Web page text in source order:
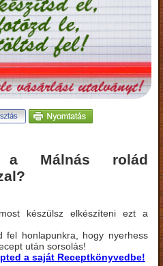
a Málnás rolád
készülsz elkészíteni ezt a
honlapunkra, hogy nyerhess
után sorsolás!
a saját Receptkönyvedbe!